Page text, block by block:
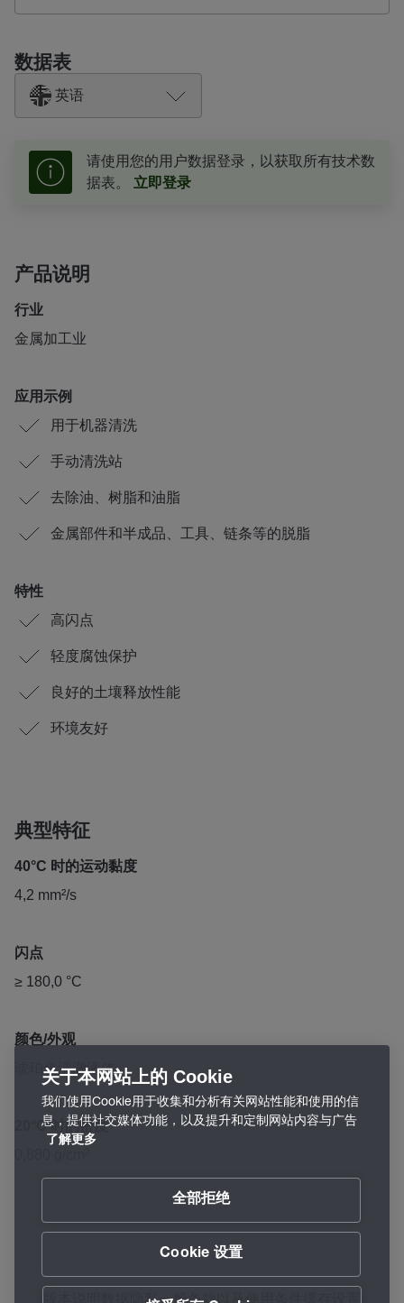
数据表
英语
请使用您的用户数据登录，以获取所有技术数
据表。 立即登录
产品说明
行业
金属加工业
应用示例
用于机器清洗
手动清洗站
去除油、树脂和油脂
金属部件和半成品、工具、链条等的脱脂
特性
高闪点
轻度腐蚀保护
良好的土壤释放性能
环境友好
典型特征
40°C 时的运动黏度
4,2 mm²/s
闪点
≥ 180,0 °C
颜色/外观
琥珀色清澈液体
20°C 时的密度
数据隐私一般条款以及使用条件
关于本网站上的 Cookie
我们使用Cookie用于收集和分析有关网站性能和使用的信
息，提供社交媒体功能，以及提升和定制网站内容与广告
了解更多
全部拒绝
Cookie 设置